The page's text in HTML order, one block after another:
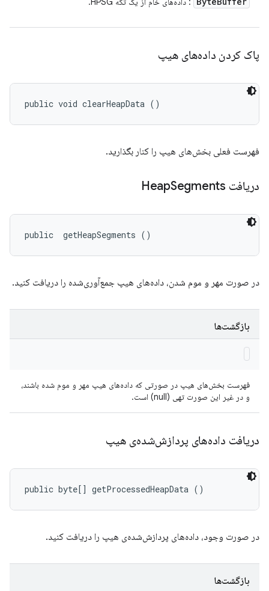
پاک کردن داده‌های هیپ
public void clearHeapData ()
فهرست فعلی بخش‌های هیپ را کنار بگذارید.
دریافت Heap Segments
public getHeapSegments ()
در صورت مهر و موم شدن، داده‌های هیپ جمع‌آوری‌شده را دریافت کنید.
بازگشت‌ها
فهرست بخش‌های هیپ در صورتی که داده‌های هیپ مهر و موم شده باشند،
و در غیر این صورت تهی (null) است.
دریافت داده‌های پردازش‌شده‌ی هیپ
public byte[] getProcessedHeapData ()
در صورت وجود، داده‌های پردازش‌شده‌ی هیپ را دریافت کنید.
بازگشت‌ها